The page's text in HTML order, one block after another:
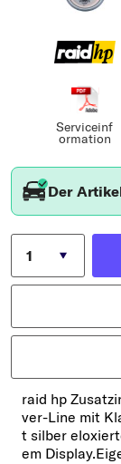
Serviceinf
ormation
Der
raid hp
ver-Line mit
t silber
em